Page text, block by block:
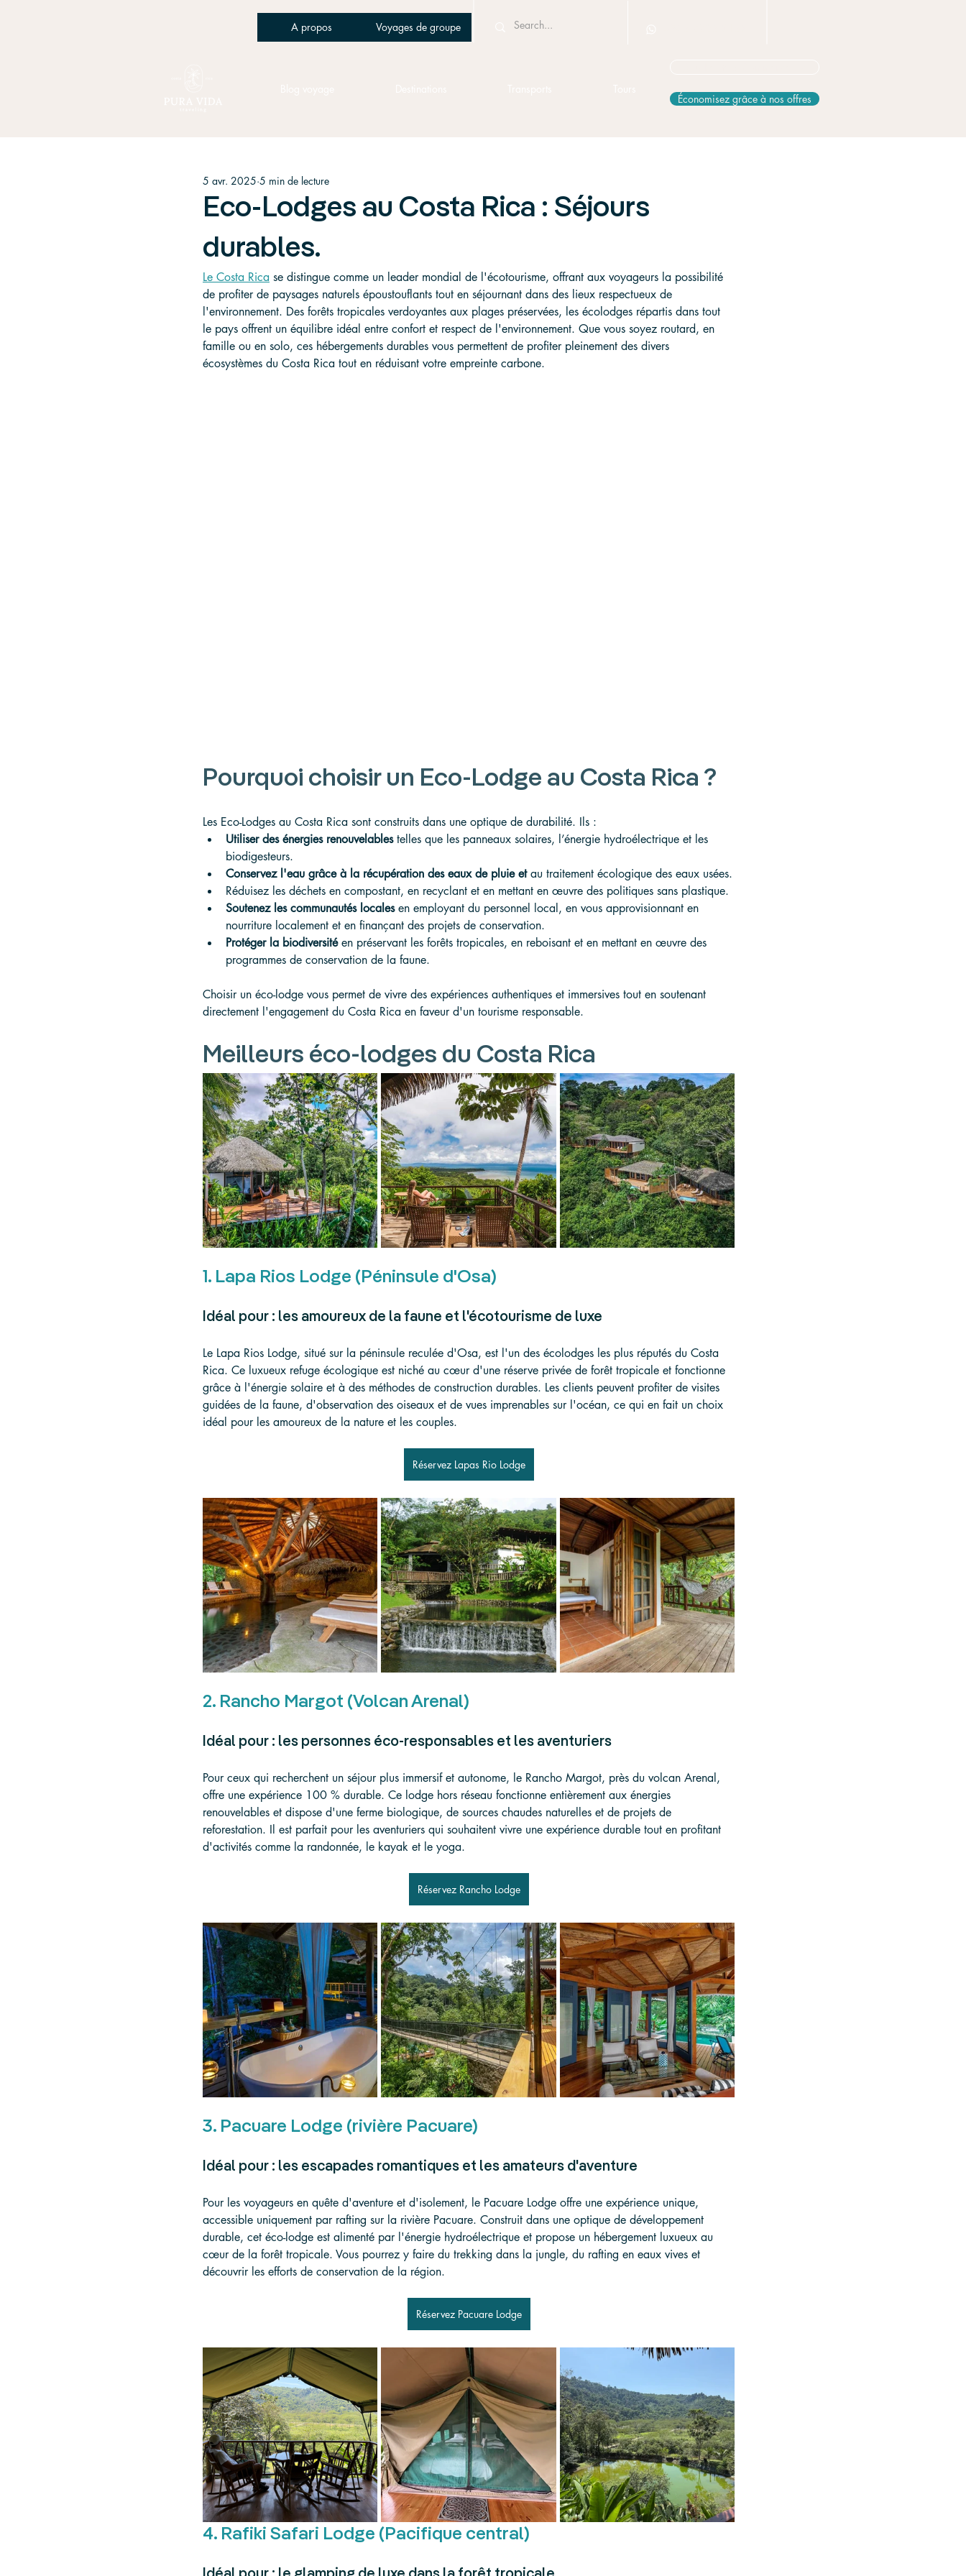
A propos Voyages de groupe
Économisez grâce à nos offres
Eco-Lodges au Costa Rica : Séjours
durables.
5 avr. 2025 5 min de lecture
Le Costa Rica se distingue comme un leader mondial de l'écotourisme, offrant aux voyageurs la possibilité
de profiter de paysages naturels époustouflants tout en séjournant dans des lieux respectueux de
l'environnement. Des forêts tropicales verdoyantes aux plages préservées, les écolodges répartis dans tout
le pays offrent un équilibre idéal entre confort et respect de l'environnement. Que vous soyez routard, en
famille ou en solo, ces hébergements durables vous permettent de profiter pleinement des divers
écosystèmes du Costa Rica tout en réduisant votre empreinte carbone.
Pourquoi choisir un Eco-Lodge au Costa Rica ?
Les Eco-Lodges au Costa Rica sont construits dans une optique de durabilité. Ils :
Utiliser des énergies renouvelables telles que les panneaux solaires, l’énergie hydroélectrique et les
biodigesteurs.
Conservez l'eau grâce à la récupération des eaux de pluie et au traitement écologique des eaux usées.
Réduisez les déchets en compostant, en recyclant et en mettant en œuvre des politiques sans plastique.
Soutenez les communautés locales en employant du personnel local, en vous approvisionnant en
nourriture localement et en finançant des projets de conservation.
Protéger la biodiversité en préservant les forêts tropicales, en reboisant et en mettant en œuvre des
programmes de conservation de la faune.
Choisir un éco-lodge vous permet de vivre des expériences authentiques et immersives tout en soutenant
directement l'engagement du Costa Rica en faveur d'un tourisme responsable.
Meilleurs éco-lodges du Costa Rica
1. Lapa Rios Lodge (Péninsule d'Osa)
Idéal pour : les amoureux de la faune et l'écotourisme de luxe
Le Lapa Rios Lodge, situé sur la péninsule reculée d'Osa, est l'un des écolodges les plus réputés du Costa
Rica. Ce luxueux refuge écologique est niché au cœur d'une réserve privée de forêt tropicale et fonctionne
grâce à l'énergie solaire et à des méthodes de construction durables. Les clients peuvent profiter de visites
guidées de la faune, d'observation des oiseaux et de vues imprenables sur l'océan, ce qui en fait un choix
idéal pour les amoureux de la nature et les couples.
Réservez Lapas Rio Lodge
2. Rancho Margot (Volcan Arenal)
Idéal pour : les personnes éco-responsables et les aventuriers
Pour ceux qui recherchent un séjour plus immersif et autonome, le Rancho Margot, près du volcan Arenal,
offre une expérience 100 % durable. Ce lodge hors réseau fonctionne entièrement aux énergies
renouvelables et dispose d'une ferme biologique, de sources chaudes naturelles et de projets de
reforestation. Il est parfait pour les aventuriers qui souhaitent vivre une expérience durable tout en profitant
d'activités comme la randonnée, le kayak et le yoga.
Réservez Rancho Lodge
3. Pacuare Lodge (rivière Pacuare)
Idéal pour : les escapades romantiques et les amateurs d'aventure
Pour les voyageurs en quête d'aventure et d'isolement, le Pacuare Lodge offre une expérience unique,
accessible uniquement par rafting sur la rivière Pacuare. Construit dans une optique de développement
durable, cet éco-lodge est alimenté par l'énergie hydroélectrique et propose un hébergement luxueux au
cœur de la forêt tropicale. Vous pourrez y faire du trekking dans la jungle, du rafting en eaux vives et
découvrir les efforts de conservation de la région.
Réservez Pacuare Lodge
4. Rafiki Safari Lodge (Pacifique central)